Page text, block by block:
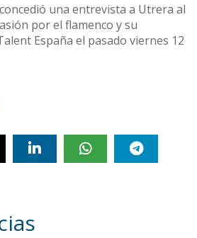
una entrevista a Utrera al
por el flamenco y su
España el pasado viernes 12